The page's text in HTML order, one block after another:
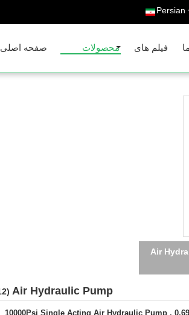
Persian
صفحه اصلی محصولات فیلم های
Air
Air Hydraulic Pump
(12)
10000Psi Single Acting Air Hydraulic Pump ,